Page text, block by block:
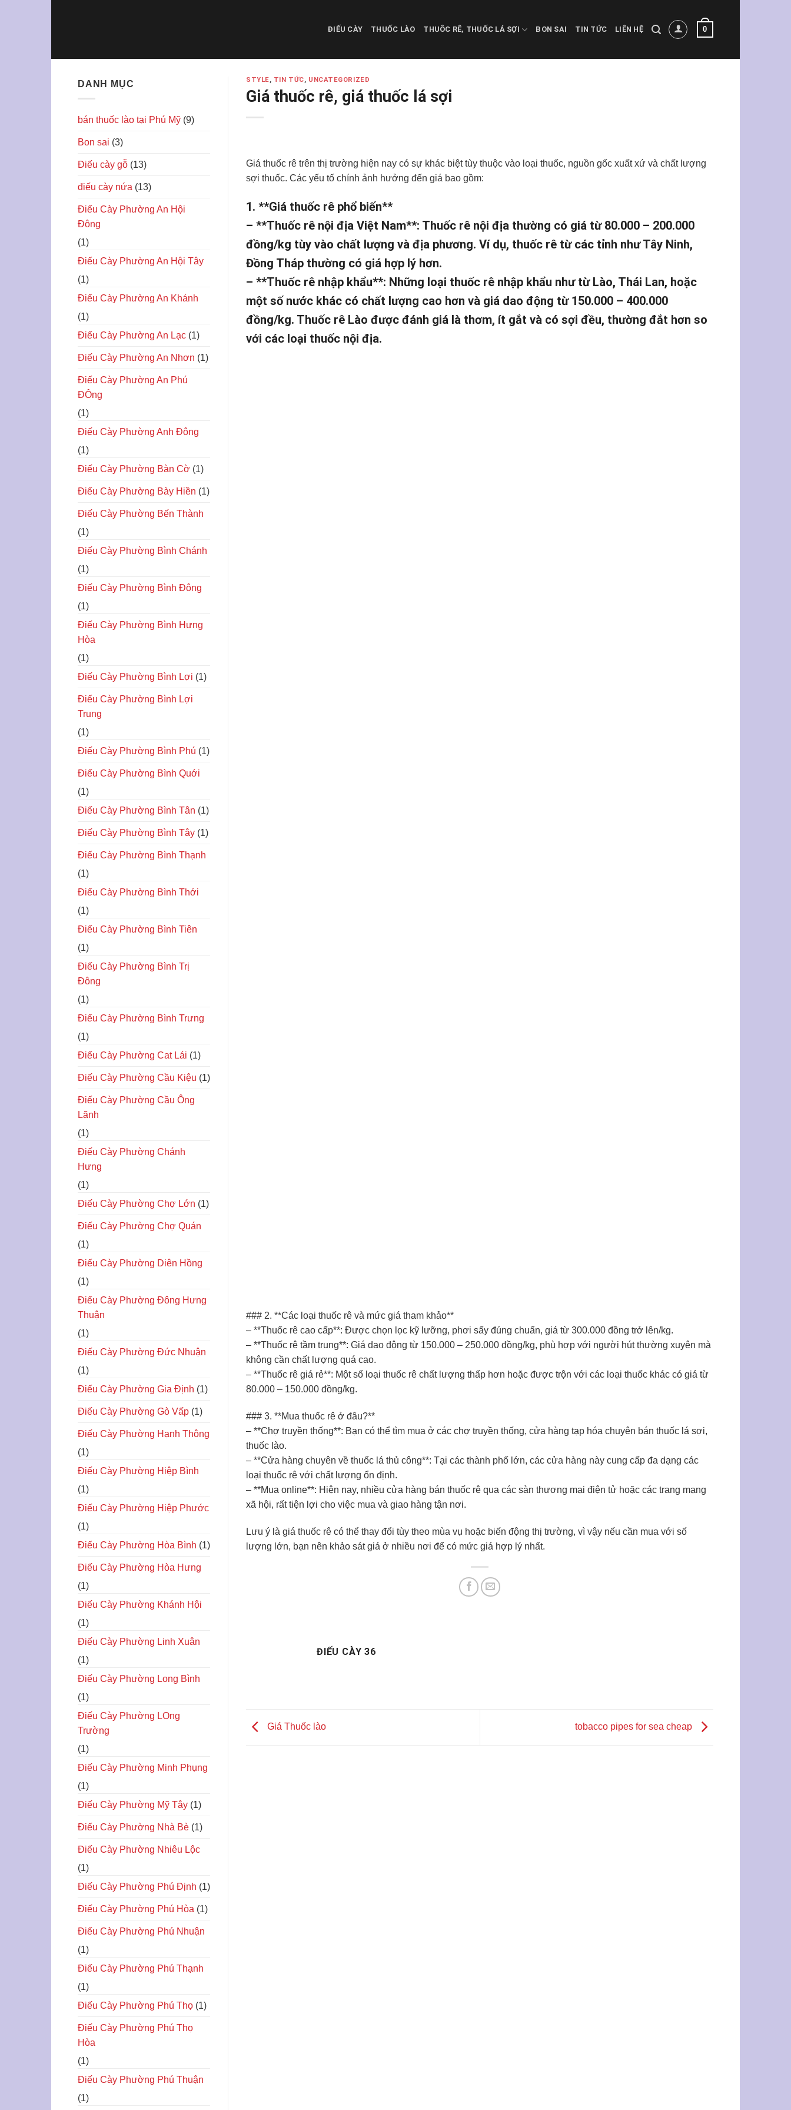
ĐIẾU CÀY THUỐC LÀO THUÔC RÊ, THUỐC LÁ SỢI BON SAI TIN TỨC LIÊN HỆ 0
DANH MỤC
bán thuốc lào tại Phú Mỹ (9)
Bon sai (3)
Điếu cày gỗ (13)
điếu cày nứa (13)
Điếu Cày Phường An Hội
Đông
(1)
Điếu Cày Phường An Hội Tây
(1)
Điếu Cày Phường An Khánh
(1)
Điếu Cày Phường An Lạc (1)
Điếu Cày Phường An Nhơn (1)
Điếu Cày Phường An Phú
ĐÔng
(1)
Điếu Cày Phường Anh Đông
(1)
Điếu Cày Phường Bàn Cờ (1)
Điếu Cày Phường Bày Hiền (1)
Điếu Cày Phường Bến Thành
(1)
Điếu Cày Phường Bình Chánh
(1)
Điếu Cày Phường Bình Đông
(1)
Điếu Cày Phường Bình Hưng
Hòa
(1)
Điếu Cày Phường Bình Lợi (1)
Điếu Cày Phường Bình Lợi
Trung
(1)
Điếu Cày Phường Bình Phú (1)
Điếu Cày Phường Bình Quới
(1)
Điếu Cày Phường Bình Tân (1)
Điếu Cày Phường Bình Tây (1)
Điếu Cày Phường Bình Thạnh
(1)
Điếu Cày Phường Bình Thới
(1)
Điếu Cày Phường Bình Tiên
(1)
Điếu Cày Phường Bình Trị
Đông
(1)
Điếu Cày Phường Bình Trưng
(1)
Điếu Cày Phường Cat Lái (1)
Điếu Cày Phường Cầu Kiệu (1)
Điếu Cày Phường Cầu Ông
Lãnh
(1)
Điếu Cày Phường Chánh
Hưng
(1)
Điếu Cày Phường Chợ Lớn (1)
Điếu Cày Phường Chợ Quán
(1)
Điếu Cày Phường Diên Hồng
(1)
Điếu Cày Phường Đông Hưng
Thuận
(1)
Điếu Cày Phường Đức Nhuận
(1)
Điếu Cày Phường Gia Định (1)
Điếu Cày Phường Gò Vấp (1)
Điếu Cày Phường Hạnh Thông
(1)
Điếu Cày Phường Hiệp Bình
(1)
Điếu Cày Phường Hiệp Phước
(1)
Điếu Cày Phường Hòa Bình (1)
Điếu Cày Phường Hòa Hưng
(1)
Điếu Cày Phường Khánh Hội
(1)
Điếu Cày Phường Linh Xuân
(1)
Điếu Cày Phường Long Bình
(1)
Điếu Cày Phường LOng
Trường
(1)
Điếu Cày Phường Minh Phụng
(1)
Điếu Cày Phường Mỹ Tây (1)
Điếu Cày Phường Nhà Bè (1)
Điếu Cày Phường Nhiêu Lộc
(1)
Điếu Cày Phường Phú Định (1)
Điếu Cày Phường Phú Hòa (1)
Điếu Cày Phường Phú Nhuận
(1)
Điếu Cày Phường Phú Thạnh
(1)
Điếu Cày Phường Phú Thọ (1)
Điếu Cày Phường Phú Thọ
Hòa
(1)
Điếu Cày Phường Phú Thuận
(1)
STYLE, TIN TỨC, UNCATEGORIZED
Giá thuốc rê, giá thuốc lá sợi
Giá thuốc rê trên thị trường hiện nay có sự khác biệt tùy thuộc vào loại thuốc, nguồn gốc xuất xứ và chất lượng
sợi thuốc. Các yếu tố chính ảnh hưởng đến giá bao gồm:
1. **Giá thuốc rê phổ biến**
– **Thuốc rê nội địa Việt Nam**: Thuốc rê nội địa thường có giá từ 80.000 – 200.000
đồng/kg tùy vào chất lượng và địa phương. Ví dụ, thuốc rê từ các tỉnh như Tây Ninh,
Đồng Tháp thường có giá hợp lý hơn.
– **Thuốc rê nhập khẩu**: Những loại thuốc rê nhập khẩu như từ Lào, Thái Lan, hoặc
một số nước khác có chất lượng cao hơn và giá dao động từ 150.000 – 400.000
đồng/kg. Thuốc rê Lào được đánh giá là thơm, ít gắt và có sợi đều, thường đắt hơn so
với các loại thuốc nội địa.
### 2. **Các loại thuốc rê và mức giá tham khảo**
– **Thuốc rê cao cấp**: Được chọn lọc kỹ lưỡng, phơi sấy đúng chuẩn, giá từ 300.000 đồng trở lên/kg.
– **Thuốc rê tầm trung**: Giá dao động từ 150.000 – 250.000 đồng/kg, phù hợp với người hút thường xuyên mà
không cần chất lượng quá cao.
– **Thuốc rê giá rẻ**: Một số loại thuốc rê chất lượng thấp hơn hoặc được trộn với các loại thuốc khác có giá từ
80.000 – 150.000 đồng/kg.
### 3. **Mua thuốc rê ở đâu?**
– **Chợ truyền thống**: Bạn có thể tìm mua ở các chợ truyền thống, cửa hàng tạp hóa chuyên bán thuốc lá sợi,
thuốc lào.
– **Cửa hàng chuyên về thuốc lá thủ công**: Tại các thành phố lớn, các cửa hàng này cung cấp đa dạng các
loại thuốc rê với chất lượng ổn định.
– **Mua online**: Hiện nay, nhiều cửa hàng bán thuốc rê qua các sàn thương mại điện tử hoặc các trang mạng
xã hội, rất tiện lợi cho việc mua và giao hàng tận nơi.
Lưu ý là giá thuốc rê có thể thay đổi tùy theo mùa vụ hoặc biến động thị trường, vì vậy nếu cần mua với số
lượng lớn, bạn nên khảo sát giá ở nhiều nơi để có mức giá hợp lý nhất.
ĐIẾU CÀY 36
Giá Thuốc lào tobacco pipes for sea cheap